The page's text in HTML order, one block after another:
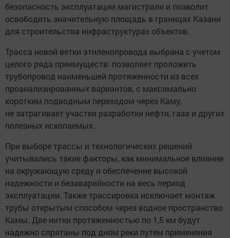
безопасность эксплуатации магистрали и позволит
освободить значительную площадь в границах Казани
для строительства инфраструктурах объектов.
Трасса новой ветки этиленопровода выбрана с учетом
целого ряда преимуществ: позволяет проложить
трубопровод наименьшей протяженности из всех
проанализированных вариантов, с максимально
коротким подводным переходом через Каму,
не затрагивает участки разработки нефти, газа и других
полезных ископаемых.
При выборе трассы и технологических решений
учитывались такие факторы, как минимальное влияние
на окружающую среду и обеспечение высокой
надежности и безаварийности на весь период
эксплуатации. Также трассировка исключает монтаж
трубы открытым способом через водное пространство
Камы. Две нитки протяженностью по 1,5 км будут
надежно спрятаны под дном реки путем применения